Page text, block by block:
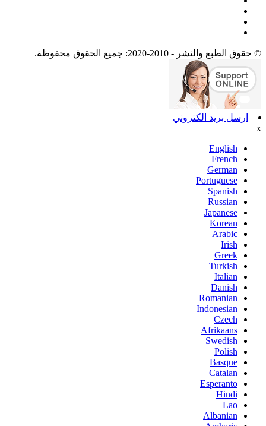
© حقوق الطبع والنشر - 2010-2020: جميع الحقوق محفوظة.
ارسل بريد الكتروني
x
English
French
German
Portuguese
Spanish
Russian
Japanese
Korean
Arabic
Irish
Greek
Turkish
Italian
Danish
Romanian
Indonesian
Czech
Afrikaans
Swedish
Polish
Basque
Catalan
Esperanto
Hindi
Lao
Albanian